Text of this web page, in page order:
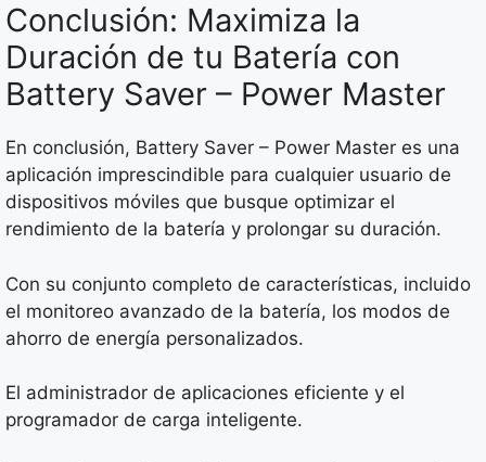
Conclusión: Maximiza la
Duración de tu Batería con
Battery Saver – Power Master
En conclusión, Battery Saver – Power Master es una
aplicación imprescindible para cualquier usuario de
dispositivos móviles que busque optimizar el
rendimiento de la batería y prolongar su duración.
Con su conjunto completo de características, incluido
el monitoreo avanzado de la batería, los modos de
ahorro de energía personalizados.
El administrador de aplicaciones eficiente y el
programador de carga inteligente.